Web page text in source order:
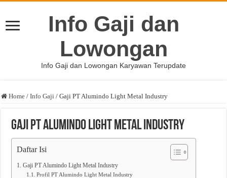
Info Gaji dan
Lowongan
Info Gaji dan Lowongan Karyawan Terupdate
Home / Info Gaji / Gaji PT Alumindo Light Metal Industry
Gaji PT Alumindo Light Metal Industry
Daftar Isi
Gaji PT Alumindo Light Metal Industry
Profil PT Alumindo Light Metal Industry